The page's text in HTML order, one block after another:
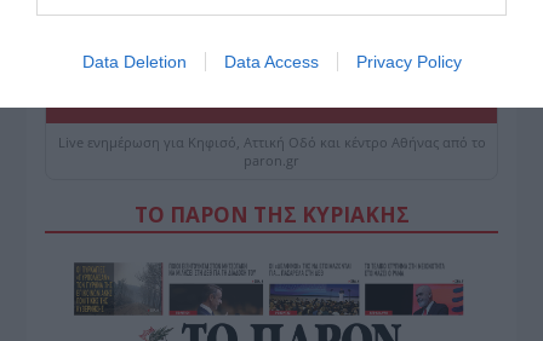
Data Deletion Data Access Privacy Policy
Live ενημέρωση για Κηφισό, Αττική Οδό και κέντρο Αθήνας από το
paron.gr
ΤΟ ΠΑΡΟΝ ΤΗΣ ΚΥΡΙΑΚΗΣ